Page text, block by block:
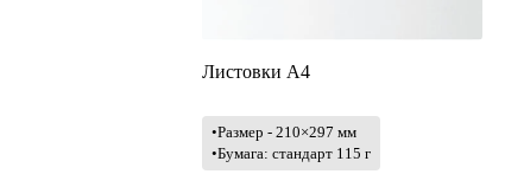
Листовки А4
•Размер - 210×297 мм
•Бумага: стандарт 115 г